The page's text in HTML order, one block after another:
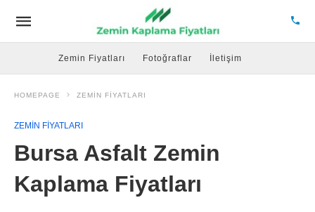
Zemin Fiyatları Fotoğraflar İletişim
HOMEPAGE ZEMIN FIYATLARI
ZEMIN FIYATLARI
Bursa Asfalt Zemin
Kaplama Fiyatları